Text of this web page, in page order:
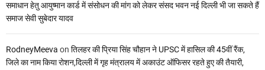
समाधान हेतु आयुष्मान कार्ड में संसोधन की मांग को लेकर संसद भवन नई दिल्ली भी जा सकते हैं
समाज सेवी सुबेदार यादव
RodneyMeeva on तिलहर की प्रिया सिंह चौहान ने UPSC में हासिल की 45वीं रैंक,
जिले का नाम किया रोशन,दिल्ली में गृह मंत्रालय में अकाउंट ऑफिसर रहते हुए की तैयारी,